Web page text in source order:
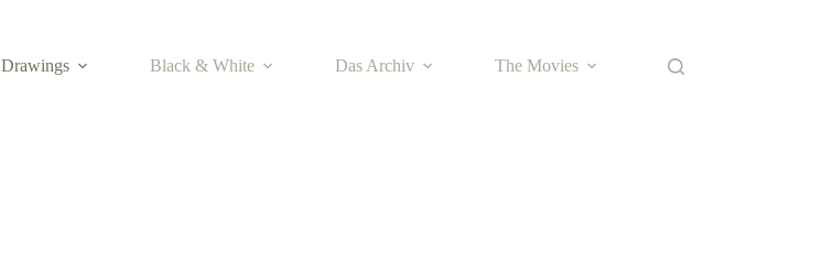
Drawings Black & White Das Archiv The Movies